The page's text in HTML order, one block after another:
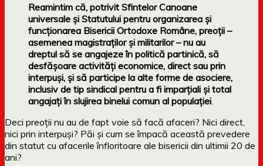
Reamintim că, potrivit Sfintelor Canoane
universale şi Statutului pentru organizarea şi
funcţionarea Bisericii Ortodoxe Române, preoţii –
asemenea magistraţilor şi militarilor – nu au
dreptul să se angajeze în politică partinică, să
desfăşoare activităţi economice, direct sau prin
interpuşi, şi să participe la alte forme de asociere,
inclusiv de tip sindical pentru a fi imparţiali şi total
angajaţi în slujirea binelui comun al populaţiei
Deci preoții nu au de fapt voie să facă afaceri? Nici direct,
nici prin interpuși? Păi și cum se împacă această prevedere
din statut cu afacerile înfloritoare ale bisericii din ultimii 20 de
ani?